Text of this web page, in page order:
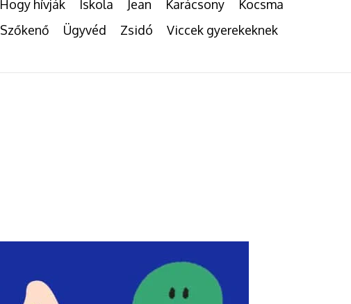
Hogy hívják Iskola Jean Karácsony
Kocsma
Szőkenő Ügyvéd Zsidó
Viccek gyerekeknek